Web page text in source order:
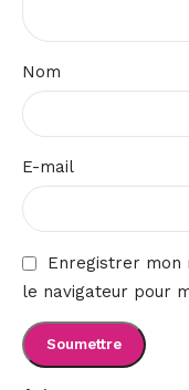
Nom
E-mail
Enregistrer mon
le navigateur pour